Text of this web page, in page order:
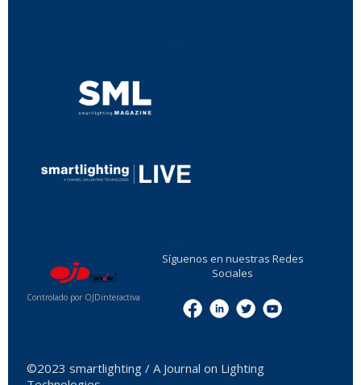
Controlado por OJDinteractiva
Síguenos en nuestras Redes
Sociales
©2023 smartlighting / A Journal on Lighting